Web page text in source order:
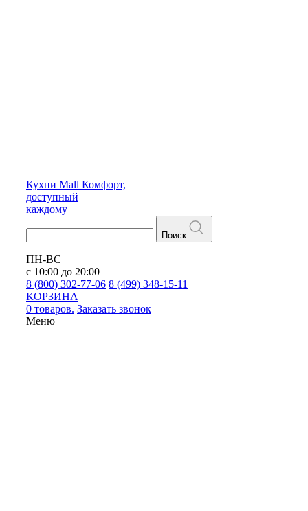
Кухни Mall Комфорт,
доступный
каждому
Поиск
ПН-ВС
с 10:00 до 20:00
8 (800) 302-77-06 8 (499) 348-15-11
КОРЗИНА
0 товаров. Заказать звонок
Меню